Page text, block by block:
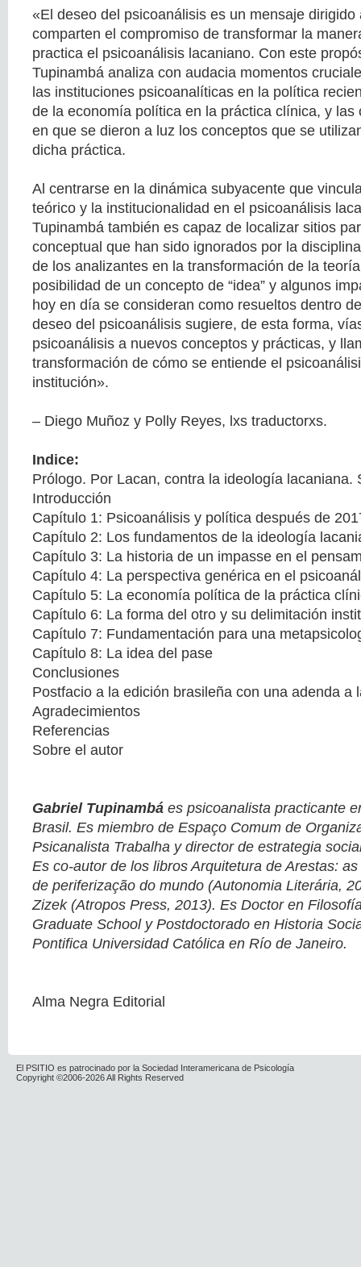
«El deseo del psicoanálisis es un mensaje
comparten el compromiso de transformar la
practica el psicoanálisis lacaniano. Con este
Tupinambá analiza con audacia momentos
las instituciones psicoanalíticas en la política
de la economía política en la práctica clínica, y las
en que se dieron a luz los conceptos que se
dicha práctica.
Al centrarse en la dinámica subyacente que
teórico y la institucionalidad en el psicoanálisis
Tupinambá también es capaz de localizar sitios
conceptual que han sido ignorados por la
de los analizantes en la transformación de la
posibilidad de un concepto de “idea” y algunos
hoy en día se consideran como resueltos dentro
deseo del psicoanálisis sugiere, de esta forma,
psicoanálisis a nuevos conceptos y prácticas, y
transformación de cómo se entiende el
institución».
– Diego Muñoz y Polly Reyes, lxs traductorxs.
Indice:
Prólogo. Por Lacan, contra la ideología lacaniana.
Introducción
Capítulo 1: Psicoanálisis y política después de
Capítulo 2: Los fundamentos de la ideología
Capítulo 3: La historia de un impasse en el
Capítulo 4: La perspectiva genérica en el
Capítulo 5: La economía política de la práctica
Capítulo 6: La forma del otro y su delimitación
Capítulo 7: Fundamentación para una
Capítulo 8: La idea del pase
Conclusiones
Postfacio a la edición brasileña con una adenda a
Agradecimientos
Referencias
Sobre el autor
Gabriel Tupinambá es psicoanalista practicante
Brasil. Es miembro de Espaço Comum de
Psicanalista Trabalha y director de estrategia
Es co-autor de los libros Arquitetura de Arestas:
de periferização do mundo (Autonomia Literária,
Zizek (Atropos Press, 2013). Es Doctor en
Graduate School y Postdoctorado en Historia
Pontifica Universidad Católica en Río de Janeiro.
Alma Negra Editorial
El PSITIO es patrocinado por la Sociedad Interamericana de Psicología
Copyright ©2006-2026 All Rights Reserved